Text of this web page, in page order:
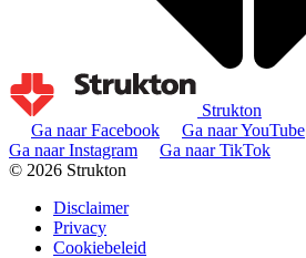
Strukton
Ga naar Facebook
Ga naar YouTube
Ga naar Instagram
Ga naar TikTok
© 2026 Strukton
Disclaimer
Privacy
Cookiebeleid